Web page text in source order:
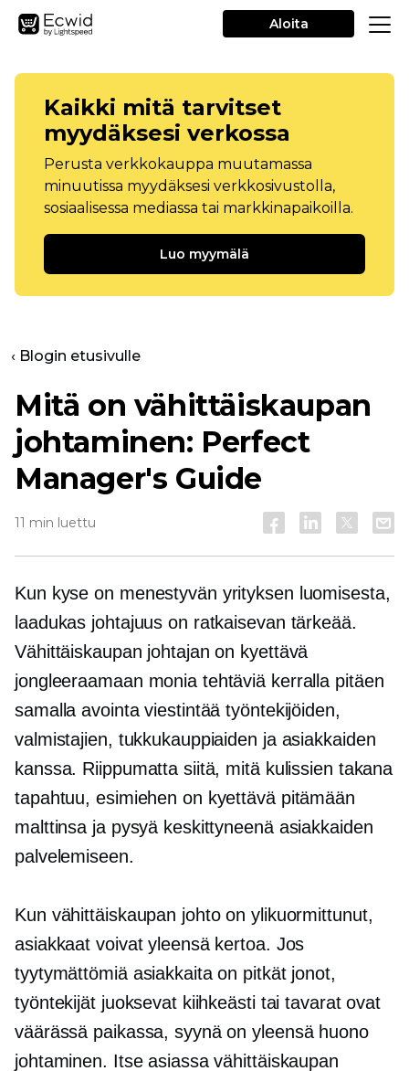
Aloita
Kaikki mitä tarvitset
myydäksesi verkossa
Perusta verkkokauppa muutamassa
minuutissa myydäksesi verkkosivustolla,
sosiaalisessa mediassa tai markkinapaikoilla.
Luo myymälä
‹ Blogin etusivulle
Mitä on vähittäiskaupan
johtaminen: Perfect
Manager's Guide
11 min luettu
Kun kyse on menestyvän yrityksen luomisesta,
laadukas johtajuus on ratkaisevan tärkeää.
Vähittäiskaupan johtajan on kyettävä
jongleeraamaan monia tehtäviä kerralla pitäen
samalla avointa viestintää työntekijöiden,
valmistajien, tukkukauppiaiden ja asiakkaiden
kanssa. Riippumatta siitä, mitä kulissien takana
tapahtuu, esimiehen on kyettävä pitämään
malttinsa ja pysyä keskittyneenä asiakkaiden
palvelemiseen.
Kun vähittäiskaupan johto on ylikuormittunut,
asiakkaat voivat yleensä kertoa. Jos
tyytymättömiä asiakkaita on pitkät jonot,
työntekijät juoksevat kiihkeästi tai tavarat ovat
väärässä paikassa, syynä on yleensä huono
johtaminen. Itse asiassa vähittäiskaupan